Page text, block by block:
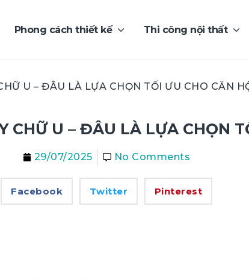
Phong cách thiết kế Thi công nội thất
U – ĐÂU LÀ LỰA CHỌN TỐI ƯU CHO CĂN
CHỮ U – ĐÂU LÀ LỰA CHỌN
29/07/2025 No Comments
Facebook Twitter Pinterest